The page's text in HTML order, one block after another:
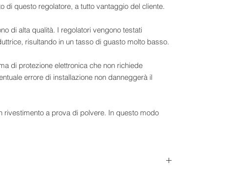
di questo regolatore, a tutto vantaggio del cliente.
di alta qualità. I regolatori vengono testati
risultando in un tasso di guasto molto basso.
di protezione elettronica che non richiede
errore di installazione non danneggerà il
rivestimento a prova di polvere. In questo modo
ed esso svolgerà il suo lavoro.